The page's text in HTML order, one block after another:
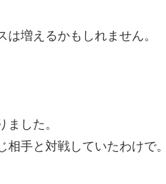
増えるかもしれません。
した。
手と対戦していたわけで。